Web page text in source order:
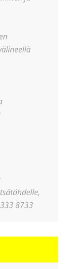
8733